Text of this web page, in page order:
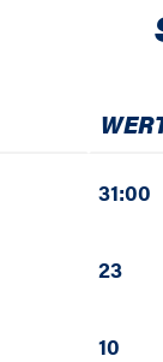
31:00
23
10